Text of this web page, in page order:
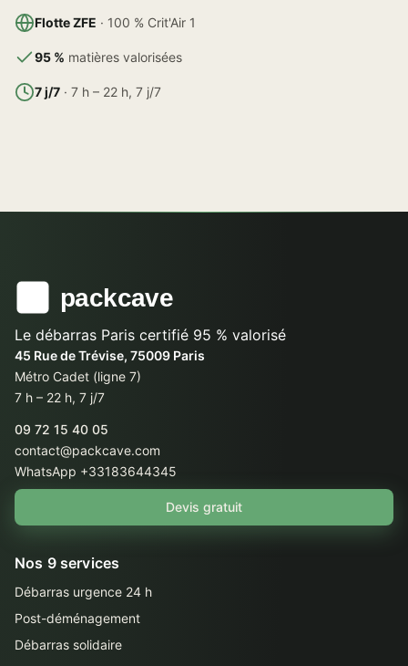
Flotte ZFE · 100 % Crit'Air 1
95 % matières valorisées
7 j/7 · 7 h – 22 h, 7 j/7
Le débarras Paris certifié 95 % valorisé
45 Rue de Trévise, 75009 Paris
Métro Cadet (ligne 7)
7 h – 22 h, 7 j/7
09 72 15 40 05
contact@packcave.com
WhatsApp +33183644345
Devis gratuit
Nos 9 services
Débarras urgence 24 h
Post-déménagement
Débarras solidaire